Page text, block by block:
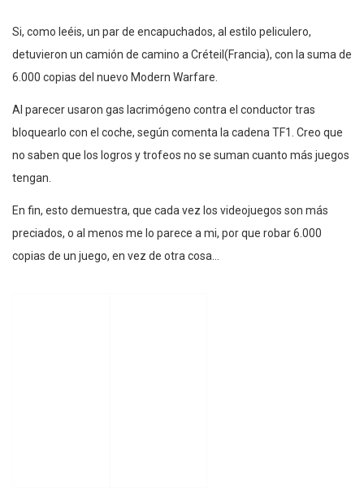
Si, como leéis, un par de encapuchados, al estilo peliculero,
detuvieron un camión de camino a Créteil(Francia), con la suma de
6.000 copias del nuevo Modern Warfare.
Al parecer usaron gas lacrimógeno contra el conductor tras
bloquearlo con el coche, según comenta la cadena TF1. Creo que
no saben que los logros y trofeos no se suman cuanto más juegos
tengan.
En fin, esto demuestra, que cada vez los videojuegos son más
preciados, o al menos me lo parece a mi, por que robar 6.000
copias de un juego, en vez de otra cosa…